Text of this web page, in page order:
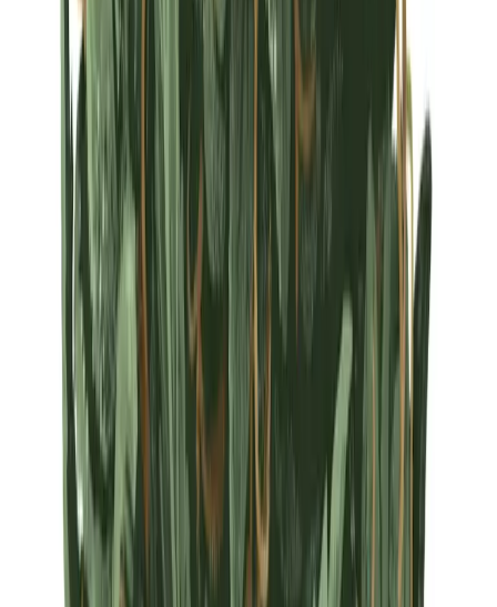
Sativa Strains Indica Strains Hybrid Strains
Standorte